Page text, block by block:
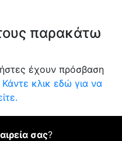
παρακάτω
έχουν πρόσβαση
Κάντε κλικ εδώ για να
σας?